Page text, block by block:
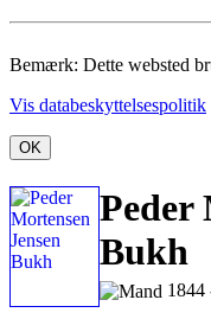
Bemærk: Dette websted
Vis databeskyttelsespolitik
OK
Peder
Bukh
1844